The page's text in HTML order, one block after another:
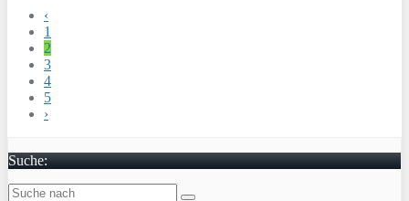
‹
1
2
3
4
5
›
Suche: